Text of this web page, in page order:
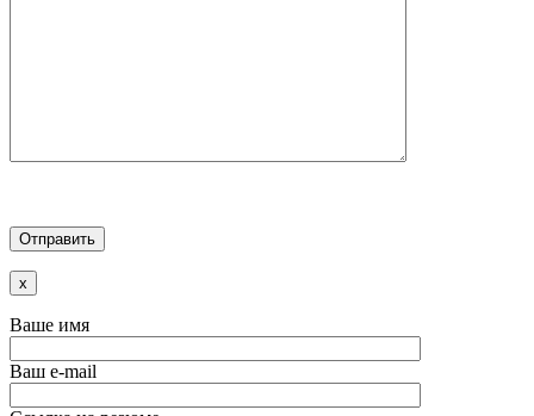
x
Ваше имя
Ваш e-mail